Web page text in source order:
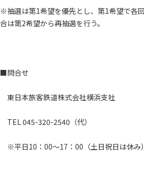
※抽選は第1希望を優先とし、第1希望で各
合は第2希望から再抽選を行う。
■問合せ
東日本旅客鉄道株式会社横浜支社
TEL 045-320-2540（代）
※平日10：00～17：00（土日祝日は休み）